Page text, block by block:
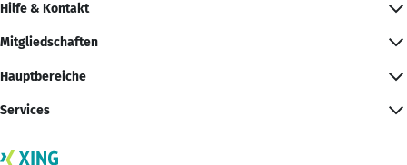
Hilfe & Kontakt
Mitgliedschaften
Hauptbereiche
Services